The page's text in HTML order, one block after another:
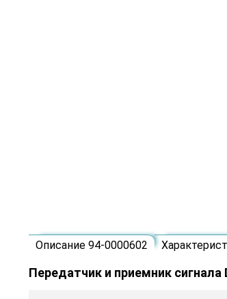
Описание 94-0000602
Передатчик и приемник